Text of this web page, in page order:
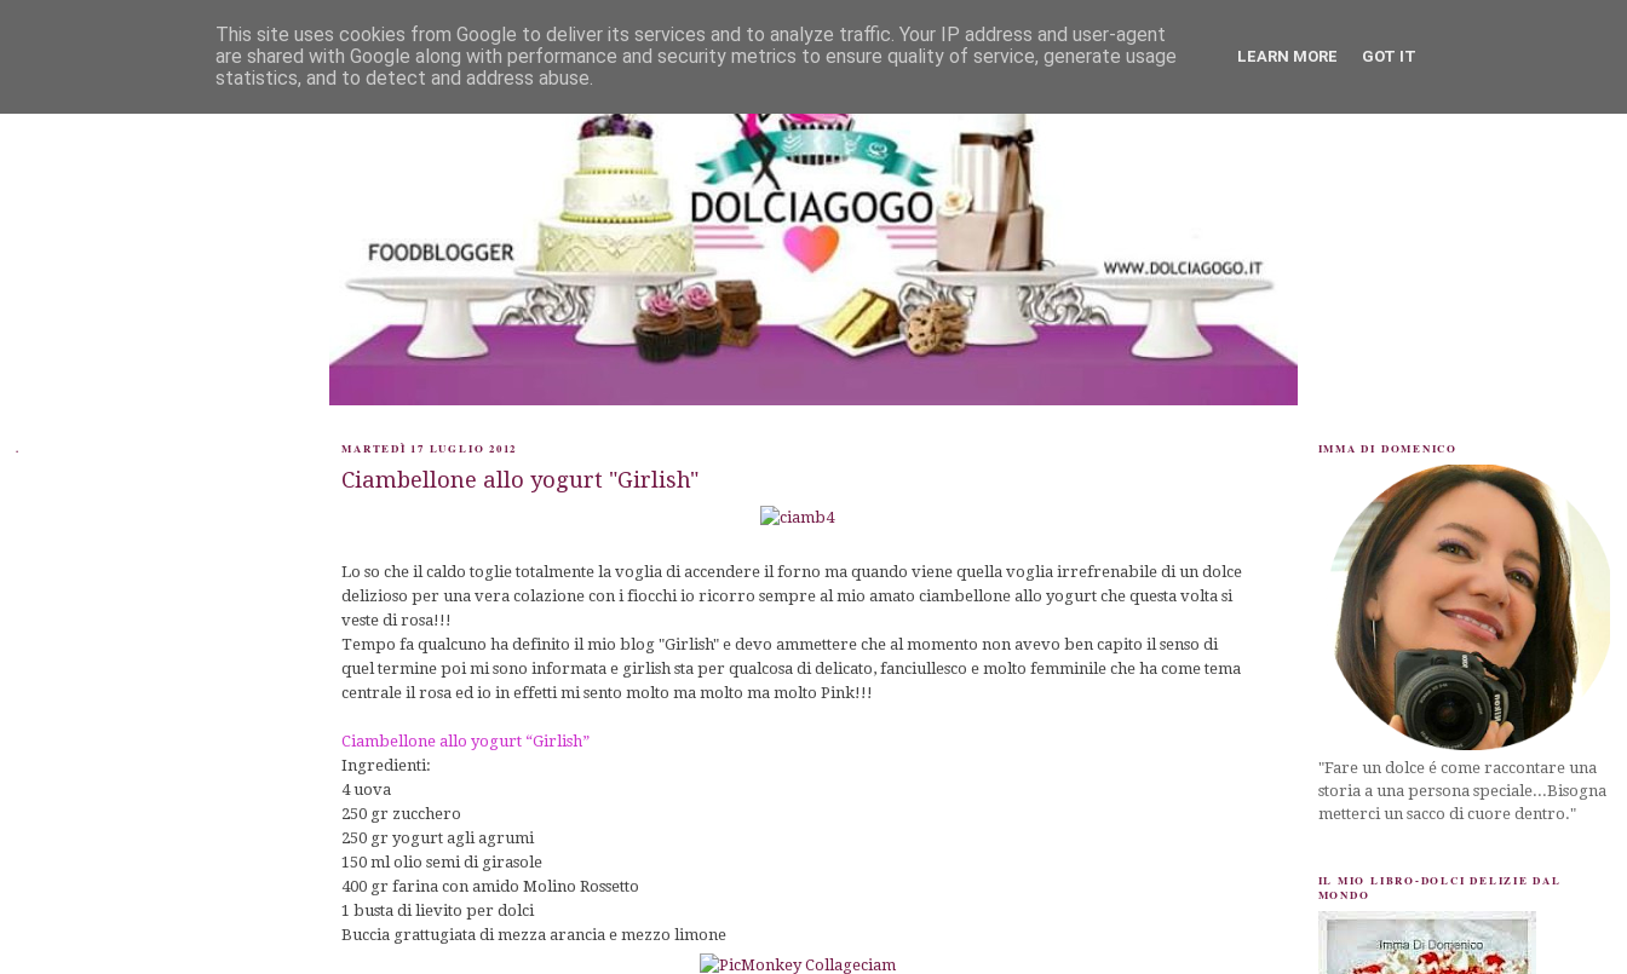
. MARTEDÌ 17 LUGLIO 2012
Ciambellone allo yogurt "Girlish"
Lo so che il caldo toglie totalmente la voglia di accendere il forno ma quando viene quella voglia irrefrenabile di un dolce
delizioso per una vera colazione con i fiocchi io ricorro sempre al mio amato ciambellone allo yogurt che questa volta si
veste di rosa!!!
Tempo fa qualcuno ha definito il mio blog "Girlish" e devo ammettere che al momento non avevo ben capito il senso di
quel termine poi mi sono informata e girlish sta per qualcosa di delicato, fanciullesco e molto femminile che ha come tema
centrale il rosa ed io in effetti mi sento molto ma molto ma molto Pink!!!
Ciambellone allo yogurt “Girlish”
Ingredienti:
4 uova
250 gr zucchero
250 gr yogurt agli agrumi
150 ml olio semi di girasole
400 gr farina con amido Molino Rossetto
1 busta di lievito per dolci
Buccia grattugiata di mezza arancia e mezzo limone
IMMA DI DOMENICO
"Fare un dolce é come raccontare una
storia a una persona speciale...Bisogna
metterci un sacco di cuore dentro."
IL MIO LIBRO-DOLCI DELIZIE DAL
MONDO
This site uses cookies from Google to deliver its services and to analyze traffic. Your IP address and user-agent
are shared with Google along with performance and security metrics to ensure quality of service, generate usage
statistics, and to detect and address abuse.
LEARN MORE GOT IT